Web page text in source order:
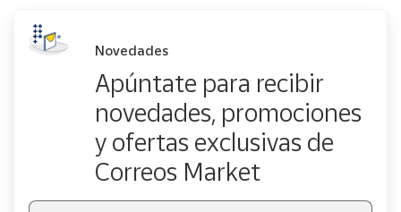
Novedades
Apúntate para recibir
novedades, promociones
y ofertas exclusivas de
Correos Market